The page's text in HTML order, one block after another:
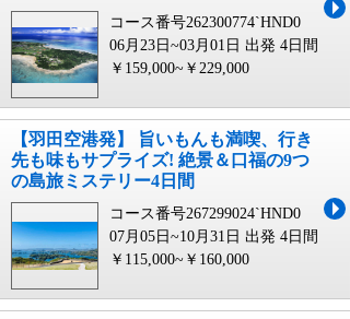
コース番号262300774`HND0
06月23日~03月01日 出発 4日間
￥159,000~￥229,000
【羽田空港発】 旨いもんも満喫、行き
先も味もサプライズ! 絶景＆口福の9つ
の島旅ミステリー4日間
コース番号267299024`HND0
07月05日~10月31日 出発 4日間
￥115,000~￥160,000